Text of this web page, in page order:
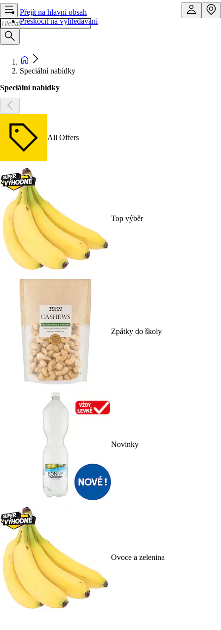
Přejít na hlavní obsah
Přeskočit na vyhledávání
Speciální nabídky
Speciální nabídky
All Offers
Top výběr
Zpátky do školy
Novinky
Ovoce a zelenina